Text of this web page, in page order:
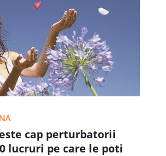
cap perturbatorii
lucruri pe care le poti